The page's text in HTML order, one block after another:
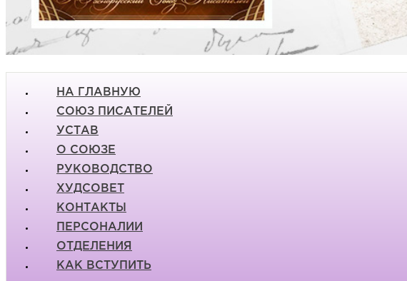
НА ГЛАВНУЮ
СОЮЗ ПИСАТЕЛЕЙ
УСТАВ
О СОЮЗЕ
РУКОВОДСТВО
ХУДСОВЕТ
КОНТАКТЫ
ПЕРСОНАЛИИ
ОТДЕЛЕНИЯ
КАК ВСТУПИТЬ